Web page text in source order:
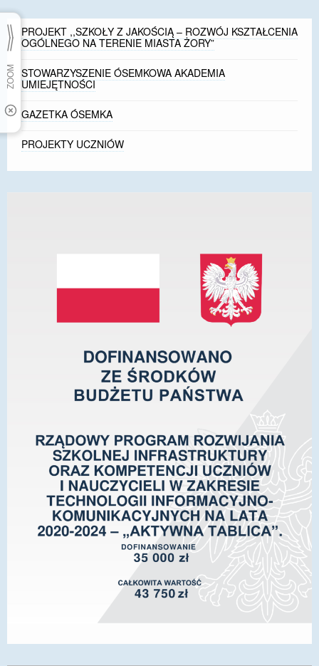
PROJEKT ,,SZKOŁY Z JAKOŚCIĄ – ROZWÓJ KSZTAŁCENIA
OGÓLNEGO NA TERENIE MIASTA ŻORY”
STOWARZYSZENIE ÓSEMKOWA AKADEMIA
UMIEJĘTNOŚCI
GAZETKA ÓSEMKA
PROJEKTY UCZNIÓW